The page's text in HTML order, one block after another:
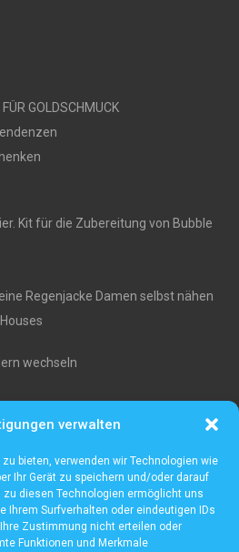
verwalten
bieten, verwenden wir Technologien wie
Ihr Gerät zu speichern und/oder darauf
diesen Technologien ermöglicht uns
Ihrem Surfverhalten oder eindeutigen IDs
Zustimmung nicht erteilen oder
Funktionen und Merkmale
GOLDSCHMUCK
Kit für die Zubereitung von Bubble
Regenjacke Damen selbst nähen
wechseln
von Waren und Produkten wissen